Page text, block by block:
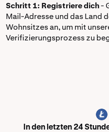
Schritt 1: Registriere dich-
Mail-Adresse und das Land
Wohnsitzes an, um mit
Verifizierungsprozess zu
LTC
In den letzten 24